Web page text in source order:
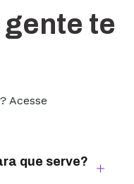
te
Acesse
que serve?